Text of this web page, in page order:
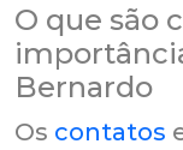
O que são
Bernardo
Os contatos